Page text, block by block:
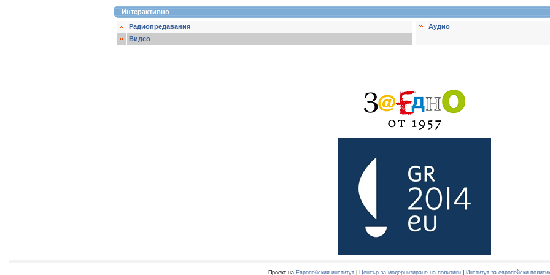
Интерактивно
Радиопредавания
Видео
Аудио
Проект на Европейския институт Център за модернизиране на политики Институт за европейски